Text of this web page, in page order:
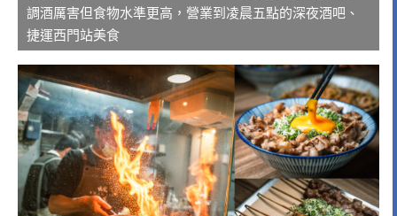
調酒厲害但食物水準更高，營業到凌晨五點的深夜酒吧、
捷運西門站美食